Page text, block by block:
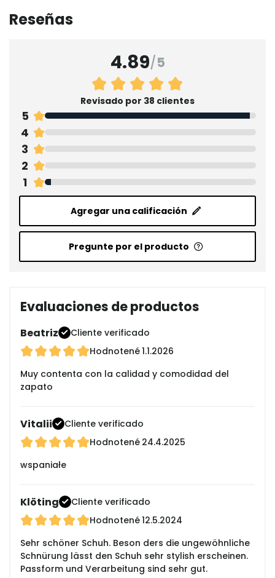
Reseñas
4.89/5
Revisado por 38 clientes
5
4
3
2
1
Agregar una calificación
Pregunte por el producto
Evaluaciones de productos
Beatriz
Cliente verificado
Hodnotené1.1.2026
Muy contenta con la calidad y comodidad del
zapato
Vitalii
Cliente verificado
Hodnotené 24.4.2025
wspaniałe
Klöting
Cliente verificado
Hodnotené12.5.2024
Sehr schöner Schuh. Beson ders die ungewöhnliche
Schnürung lässt den Schuh sehr stylish erscheinen.
Passform und Verarbeitung sind sehr gut.